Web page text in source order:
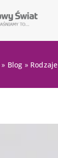
» Blog »